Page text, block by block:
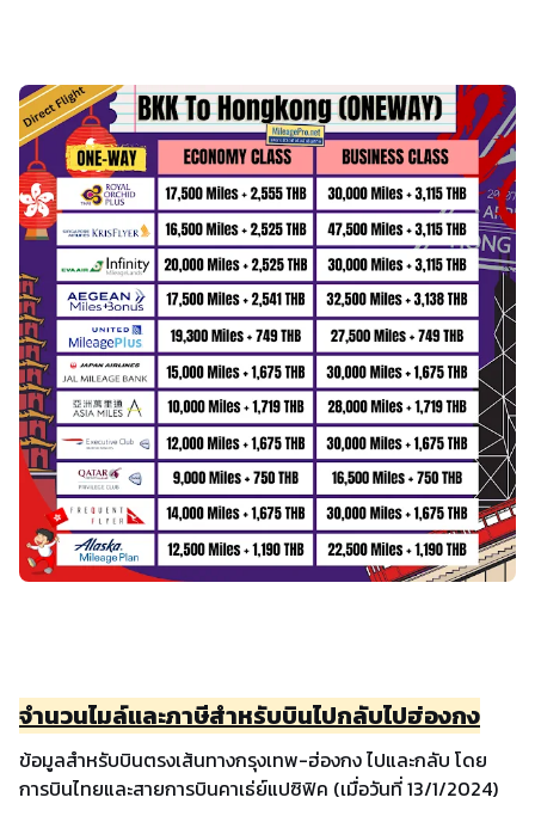
จำนวนไมล์และภาษีสำหรับบินไปกลับไปฮ่องกง
ข้อมูลสำหรับบินตรงเส้นทางกรุงเทพ-ฮ่องกง ไปและกลับ โดย
การบินไทยและสายการบินคาเธ่ย์แปซิฟิค (เมื่อวันที่ 13/1/2024)